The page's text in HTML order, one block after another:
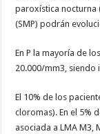
paroxística nocturna
(SMP) podrán
En P la mayoría de
20.000/mm3, siendo
El 10% de los
cloromas). En el 5%
asociada a LMA M3,